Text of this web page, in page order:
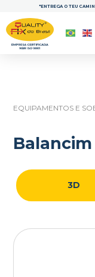
"ENTREGA O TEU
EQUIPAMENTOS E
3D